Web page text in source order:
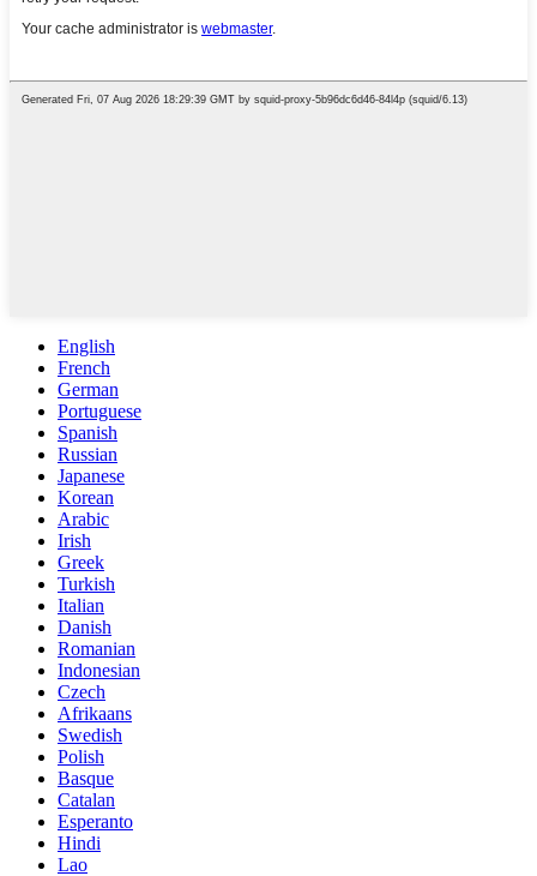
English
French
German
Portuguese
Spanish
Russian
Japanese
Korean
Arabic
Irish
Greek
Turkish
Italian
Danish
Romanian
Indonesian
Czech
Afrikaans
Swedish
Polish
Basque
Catalan
Esperanto
Hindi
Lao